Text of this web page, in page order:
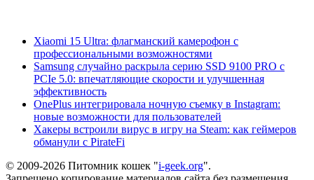
Xiaomi 15 Ultra: флагманский камерофон с
профессиональными возможностями
Samsung случайно раскрыла серию SSD 9100 PRO с
PCIe 5.0: впечатляющие скорости и улучшенная
эффективность
OnePlus интегрировала ночную съемку в Instagram:
новые возможности для пользователей
Хакеры встроили вирус в игру на Steam: как геймеров
обманули с PirateFi
© 2009-2026 Питомник кошек "i-geek.org".